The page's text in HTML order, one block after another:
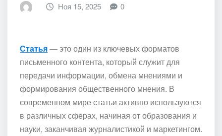
Ноя 15, 2025 0
Статья— это один из ключевых форматов
письменного контента, который служит для
передачи информации, обмена мнениями и
формирования общественного мнения. В
современном мире статьи активно используются
в различных сферах, начиная от образования и
науки, заканчивая журналистикой и маркетингом.